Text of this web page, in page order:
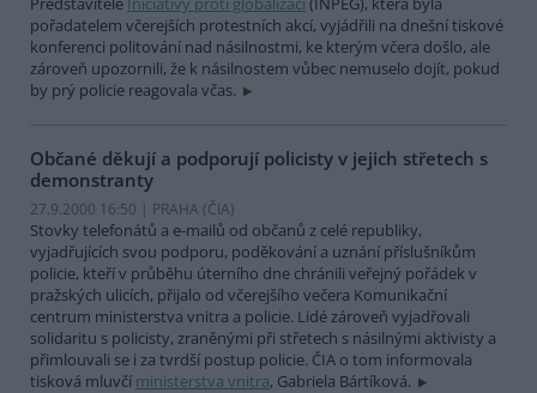
pořadatelem včerejších protestních akcí, vyjádřili na dnešní tiskové
konferenci politování nad násilnostmi, ke kterým včera došlo, ale
zároveň upozornili, že k násilnostem vůbec nemuselo dojít, pokud
by prý policie reagovala včas.
Občané děkují a podporují policisty v jejich střetech s
demonstranty
27.9.2000 16:50 | PRAHA (ČIA)
Stovky telefonátů a e-mailů od občanů z celé republiky,
vyjadřujících svou podporu, poděkování a uznání příslušníkům
policie, kteří v průběhu úterního dne chránili veřejný pořádek v
pražských ulicích, přijalo od včerejšího večera Komunikační
centrum ministerstva vnitra a policie. Lidé zároveň vyjadřovali
solidaritu s policisty, zraněnými při střetech s násilnými aktivisty a
přimlouvali se i za tvrdší postup policie. ČIA o tom informovala
tisková mluvčí ministerstva vnitra, Gabriela Bártíková.